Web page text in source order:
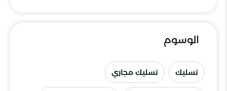
الوسوم
تسليك تسليك مجاري